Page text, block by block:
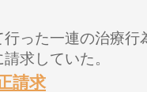
った一連の治療
求していた。
請求